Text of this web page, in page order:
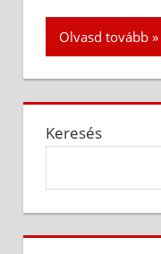
Olvasd tovább
Keresés